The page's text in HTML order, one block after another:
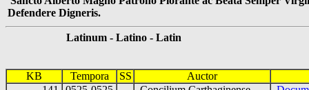
Defendere Digneris.
Latinum - Latino - Latin
KB Tempora SS
Auctor